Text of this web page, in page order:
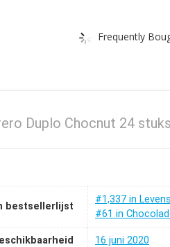
Frequently
Duplo Chocnut 24 stuks
bestsellerlijst
#1,337 in
#61 in
16 juni 2020